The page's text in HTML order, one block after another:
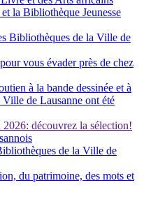
la Bibliothèque Jeunesse
Bibliothèques de la Ville de
vous évader près de chez
à la bande dessinée et à
de Lausanne ont été
découvrez la sélection!
de la Ville de
du patrimoine, des mots et